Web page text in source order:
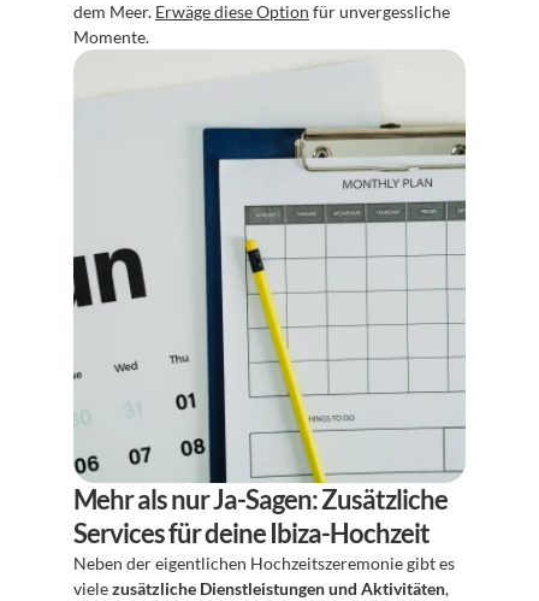
dem Meer. Erwäge diese Option für unvergessliche
Momente.
Mehr als nur Ja-Sagen: Zusätzliche
Services für deine Ibiza-Hochzeit
Neben der eigentlichen Hochzeitszeremonie gibt es
viele zusätzliche Dienstleistungen und Aktivitäten,